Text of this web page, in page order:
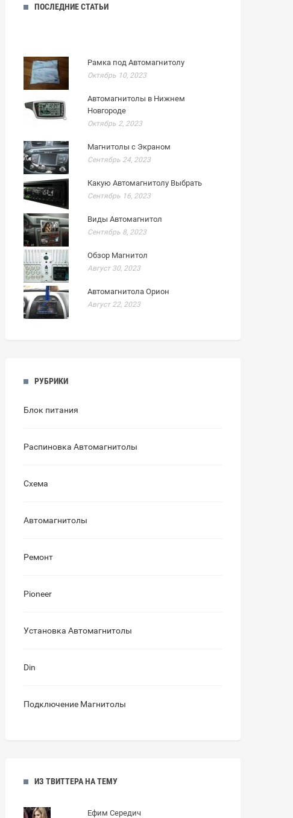
ПОСЛЕДНИЕ СТАТЬИ
Рамка под Автомагнитолу
Октябрь 10, 2023
Автомагнитолы в Нижнем
Новгороде
Октябрь 2, 2023
Магнитолы с Экраном
Сентябрь 24, 2023
Какую Автомагнитолу Выбрать
Сентябрь 16, 2023
Виды Автомагнитол
Сентябрь 8, 2023
Обзор Магнитол
Август 30, 2023
Автомагнитола Орион
Август 22, 2023
РУБРИКИ
Блок питания
Распиновка Автомагнитолы
Схема
Автомагнитолы
Ремонт
Pioneer
Установка Автомагнитолы
Din
Подключение Магнитолы
ИЗ ТВИТТЕРА НА ТЕМУ
Ефим Середич